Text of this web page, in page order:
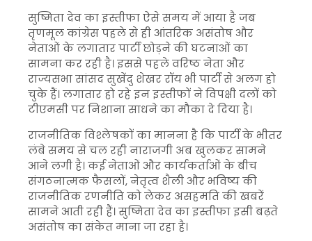
सुष्मिता देव का इस्तीफा ऐसे समय में आया है जब
तृणमूल कांग्रेस पहले से ही आंतरिक असंतोष और
नेताओं के लगातार पार्टी छोड़ने की घटनाओं का
सामना कर रही है। इससे पहले वरिष्ठ नेता और
राज्यसभा सांसद सुखेंदु शेखर रॉय भी पार्टी से अलग हो
चुके हैं। लगातार हो रहे इन इस्तीफों ने विपक्षी दलों को
टीएमसी पर निशाना साधने का मौका दे दिया है।
राजनीतिक विश्लेषकों का मानना है कि पार्टी के भीतर
लंबे समय से चल रही नाराजगी अब खुलकर सामने
आने लगी है। कई नेताओं और कार्यकर्ताओं के बीच
संगठनात्मक फैसलों, नेतृत्व शैली और भविष्य की
राजनीतिक रणनीति को लेकर असहमति की खबरें
सामने आती रही हैं। सुष्मिता देव का इस्तीफा इसी बढ़ते
असंतोष का संकेत माना जा रहा है।